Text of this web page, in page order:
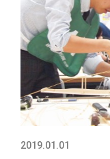
2019.01.01